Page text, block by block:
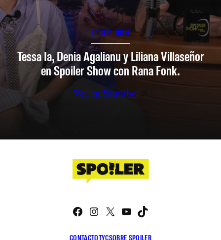
SPOILER SHOW
Tessa Ia, Denia Agalianu y Liliana Villaseñor
en Spoiler Show con Rana Fonk.
Ver en Youtube
CONTACTOTYCSOBRE SPOILER
Facebook
Instagram
X YouTube